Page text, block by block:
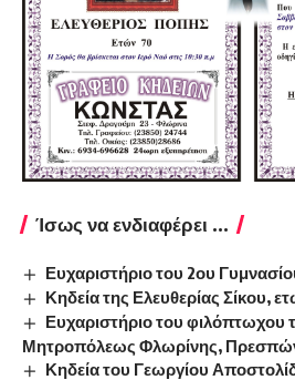
Ίσως να ενδιαφέρει ...
Ευχαριστήριο του 2ου
Κηδεία της Ελευθερίας Σίκου,
Ευχαριστήριο του φιλόπτωχου
Μητροπόλεως Φλωρίνης, Πρεσπών
Κηδεία του Γεωργίου